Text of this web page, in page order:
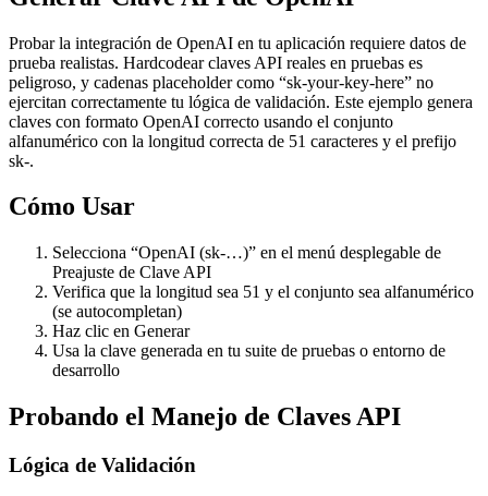
Probar la integración de OpenAI en tu aplicación requiere datos de
prueba realistas. Hardcodear claves API reales en pruebas es
peligroso, y cadenas placeholder como “sk-your-key-here” no
ejercitan correctamente tu lógica de validación. Este ejemplo genera
claves con formato OpenAI correcto usando el conjunto
alfanumérico con la longitud correcta de 51 caracteres y el prefijo
sk-.
Cómo Usar
Selecciona “OpenAI (sk-…)” en el menú desplegable de
Preajuste de Clave API
Verifica que la longitud sea 51 y el conjunto sea alfanumérico
(se autocompletan)
Haz clic en Generar
Usa la clave generada en tu suite de pruebas o entorno de
desarrollo
Probando el Manejo de Claves API
Lógica de Validación